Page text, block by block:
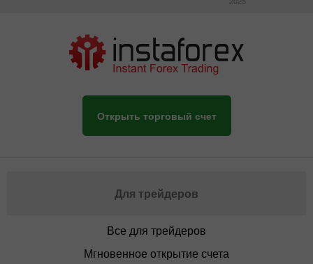
Открыть торговый счет
Для трейдеров
Все для трейдеров
Мгновенное открытие счета